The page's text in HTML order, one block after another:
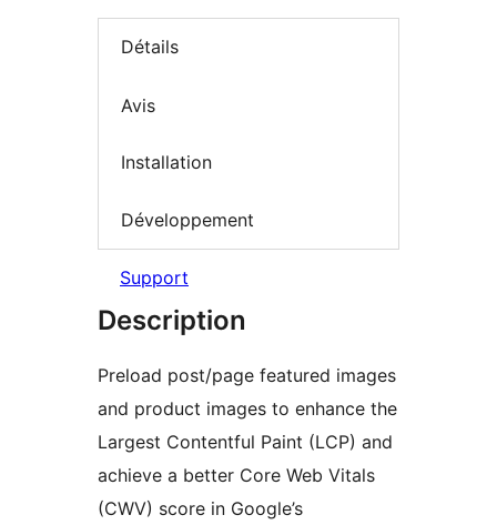
Détails
Avis
Installation
Développement
Support
Description
Preload post/page featured images
and product images to enhance the
Largest Contentful Paint (LCP) and
achieve a better Core Web Vitals
(CWV) score in Google’s